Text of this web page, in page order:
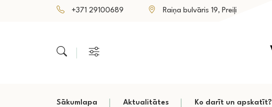
+371 29100689 Raiņa bulvāris 19, Preiļi
Sākumlapa Aktualitātes Ko darīt un apskatīt?